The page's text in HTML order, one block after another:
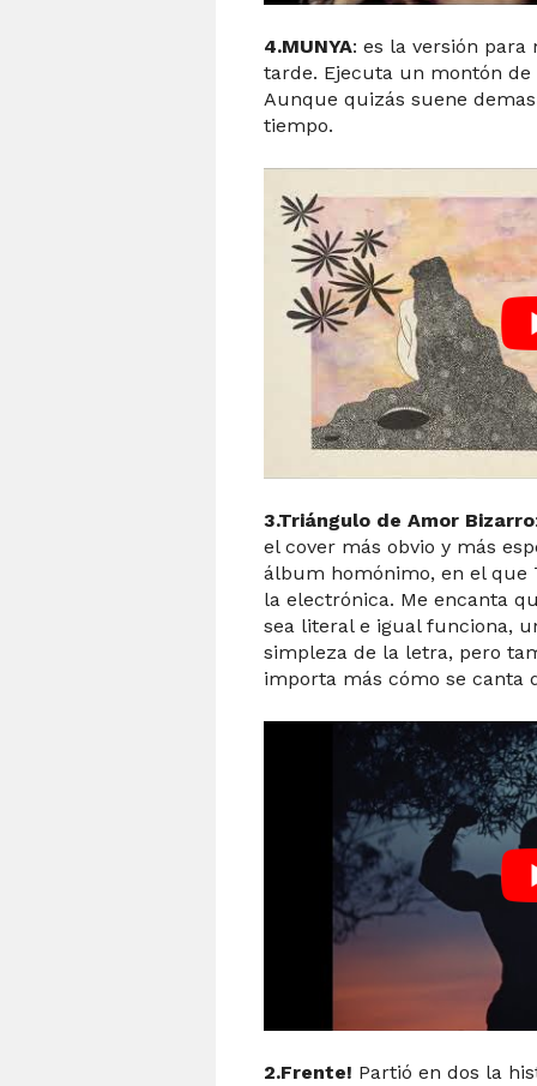
4.MUNYA: es la versión
tarde. Ejecuta un montón
Aunque quizás suene
tiempo.
3.Triángulo de Amor Bizarro
el cover más obvio y más
álbum homónimo, en el que
la electrónica. Me encanta
sea literal e igual funciona,
simpleza de la letra, pero
importa más cómo se canta
2.Frente! Partió en dos la